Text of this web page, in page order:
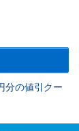
分の値引クー